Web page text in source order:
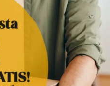
es esencial que te
Por eso, aquí te dejamos
para que puedas